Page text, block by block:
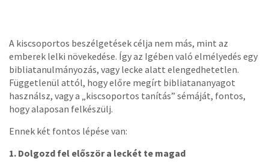
A kiscsoportos beszélgetések célja nem más, mint az
emberek lelki növekedése. Így az Igében való elmélyedés egy
bibliatanulmányozás, vagy lecke alatt elengedhetetlen.
Függetlenül attól, hogy előre megírt bibliatananyagot
használsz, vagy a „kiscsoportos tanítás” sémáját, fontos,
hogy alaposan felkészülj.
Ennek két fontos lépése van:
1. Dolgozd fel először a leckét te magad